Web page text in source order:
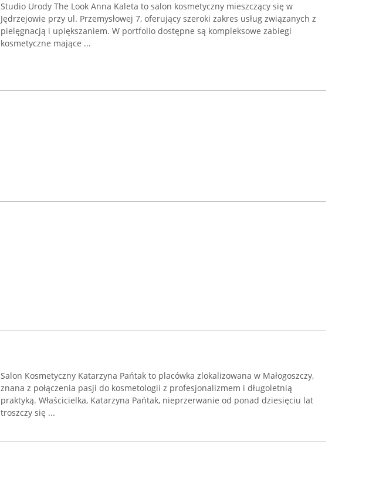
Studio Urody The Look Anna Kaleta to salon kosmetyczny mieszczący się w
Jędrzejowie przy ul. Przemysłowej 7, oferujący szeroki zakres usług związanych z
pielęgnacją i upiększaniem. W portfolio dostępne są kompleksowe zabiegi
kosmetyczne mające ...
Salon Kosmetyczny Katarzyna Pańtak to placówka zlokalizowana w Małogoszczy,
znana z połączenia pasji do kosmetologii z profesjonalizmem i długoletnią
praktyką. Właścicielka, Katarzyna Pańtak, nieprzerwanie od ponad dziesięciu lat
troszczy się ...